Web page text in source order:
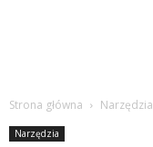
Strona główna Narzędzia
Narzędzia